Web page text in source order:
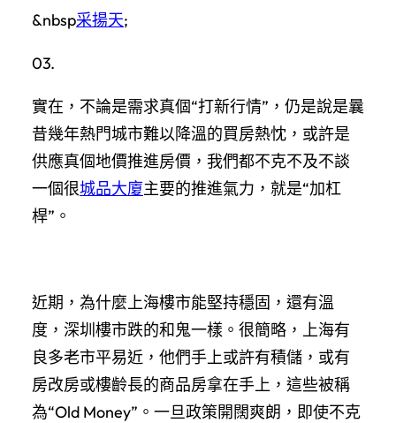
&nbsp采揚天;
03.
實在，不論是需求真個“打新行情”，仍是說是曩
昔幾年熱門城市難以降溫的買房熱忱，或許是
供應真個地價推進房價，我們都不克不及不談
一個很城品大廈主要的推進氣力，就是“加杠
桿”。
近期，為什麼上海樓市能堅持穩固，還有溫
度，深圳樓市跌的和鬼一樣。很簡略，上海有
良多老市平易近，他們手上或許有積儲，或有
房改房或樓齡長的商品房拿在手上，這些被稱
為“Old Money”。一旦政策開闊爽朗，即使不克